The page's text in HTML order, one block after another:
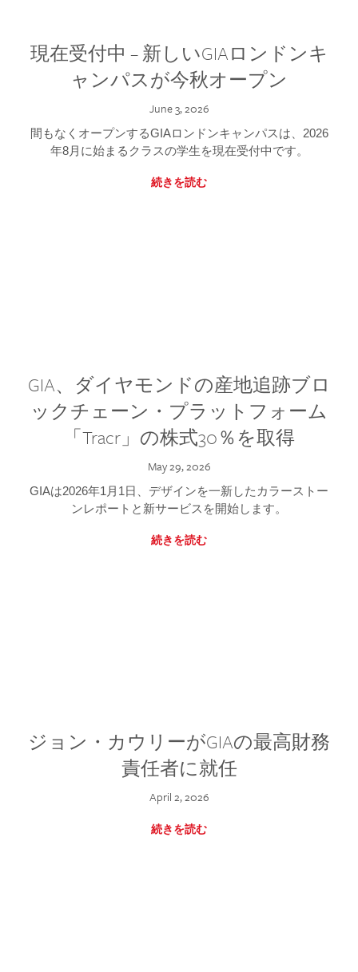
現在受付中 – 新しいGIAロンドンキ
ャンパスが今秋オープン
June 3, 2026
間もなくオープンするGIAロンドンキャンパスは、2026
年8月に始まるクラスの学生を現在受付中です。
続きを読む
GIA、ダイヤモンドの産地追跡ブロ
ックチェーン・プラットフォーム
「Tracr」の株式30％を取得
May 29, 2026
GIAは2026年1月1日、デザインを一新したカラーストー
ンレポートと新サービスを開始します。
続きを読む
ジョン・カウリーがGIAの最高財務
責任者に就任
April 2, 2026
続きを読む